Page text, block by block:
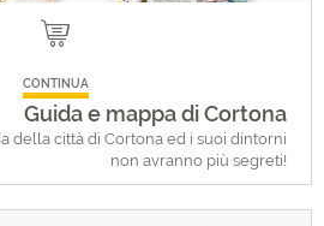
CONTINUA
Guida e mappa di Cortona
della città di Cortona ed i suoi dintorni
non avranno più segreti!